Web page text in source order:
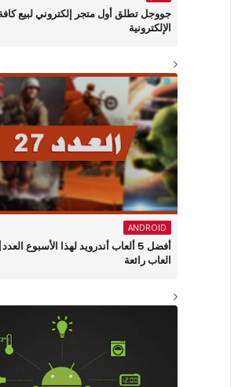
جووجل تطلق أول متجر إلكتروني لبيع كافة
الإلكترونية
ANDROID
العاب رائعة